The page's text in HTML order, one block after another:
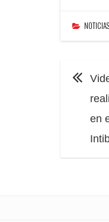
NOTICIAS
en